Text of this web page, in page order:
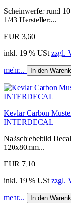
Scheinwerfer rund
1/43 Hersteller:...
EUR 3,60
inkl. 19 % USt zzgl.
mehr... In den
Kevlar Carbon
INTERDECAL
Naßschiebebild
120x80mm...
EUR 7,10
inkl. 19 % USt zzgl.
mehr... In den